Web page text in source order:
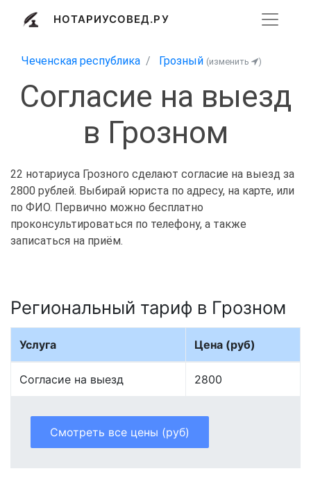
НОТАРИУСОВЕД.РУ
Чеченская республика Грозный (изменить )
Согласие на выезд
в Грозном
22 нотариуса Грозного сделают согласие на выезд за
2800 рублей. Выбирай юриста по адресу, на карте, или
по ФИО. Первично можно бесплатно
проконсультироваться по телефону, а также
записаться на приём.
Региональный тариф в Грозном
Услуга Цена (руб)
Согласие на выезд 2800
Смотреть все цены (руб)